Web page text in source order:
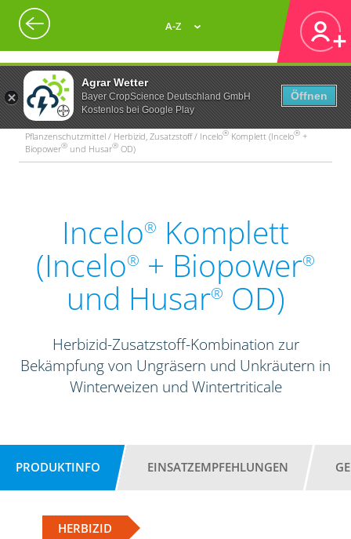
Agrar Wetter
Bayer CropScience Deutschland GmbH
Kostenlos bei Google Play
Öffnen
A-Z
Pflanzenschutzmittel / Herbizid, Zusatzstoff / Incelo® Komplett (Incelo® +
Biopower® und Husar® OD)
Incelo® Komplett
(Incelo® + Biopower®
und Husar® OD)
Herbizid-Zusatzstoff-Kombination zur
Bekämpfung von Ungräsern und Unkräutern in
Winterweizen und Wintertriticale
PRODUKTINFO EINSATZEMPFEHLUNGEN
HERBIZID